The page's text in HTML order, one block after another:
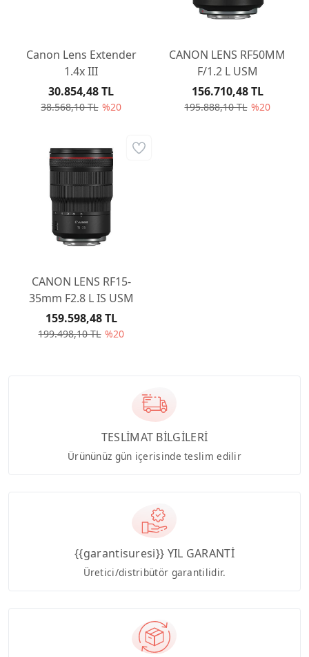
Canon Lens Extender
1.4x III
38.568,10 TL %20
30.854,48 TL
CANON LENS RF50MM
F/1.2 L USM
195.888,10 TL %20
156.710,48 TL
CANON LENS RF15-
35mm F2.8 L IS USM
199.498,10 TL %20
159.598,48 TL
TESLİMAT BİLGİLERİ
Ürününüz gün içerisinde teslim edilir
{{garantisuresi}} YIL GARANTİ
Üretici/distribütör garantilidir.